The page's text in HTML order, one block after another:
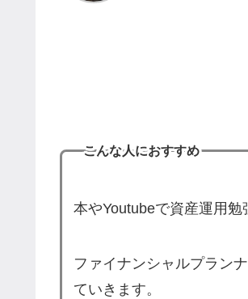
こんな人におすすめ
本やYoutubeで資産運用
ファイナンシャルプラン
ていきます。